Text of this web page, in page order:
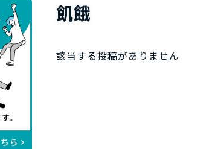
飢餓
該当する投稿がありません